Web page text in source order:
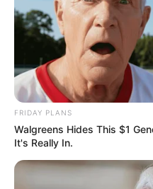
FRIDAY PLANS
Walgreens Hides This $1
It's Really In.